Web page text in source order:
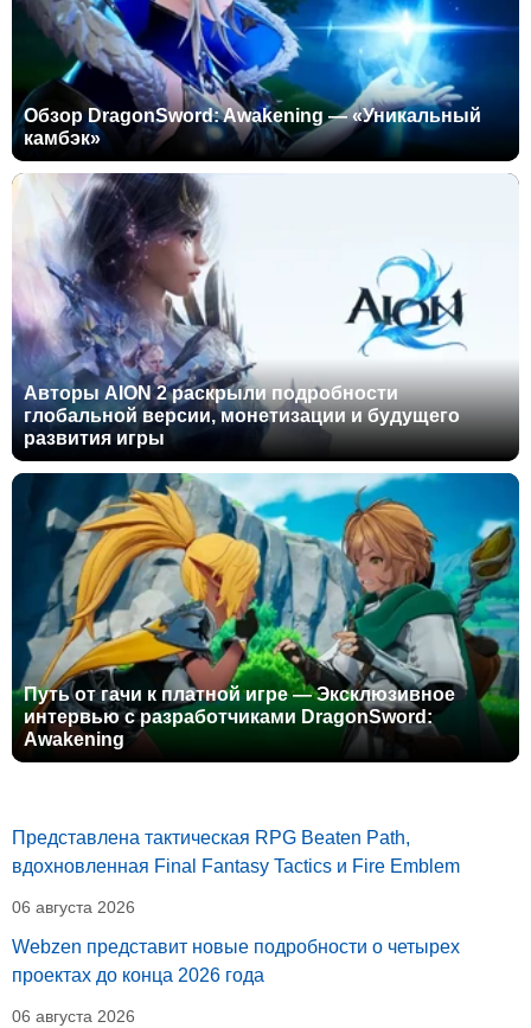
Обзор DragonSword: Awakening — «Уникальный
камбэк»
Авторы AION 2 раскрыли подробности
глобальной версии, монетизации и будущего
развития игры
Путь от гачи к платной игре — Эксклюзивное
интервью с разработчиками DragonSword:
Awakening
Представлена тактическая RPG Beaten Path,
вдохновленная Final Fantasy Tactics и Fire Emblem
06 августа 2026
Webzen представит новые подробности о четырех
проектах до конца 2026 года
06 августа 2026